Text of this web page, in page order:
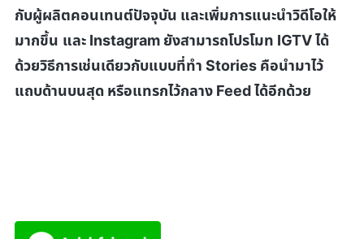
กับผู้ผลิตคอนเทนต์ปัจจุบัน และเพิ่มการแนะนำวิดีโอให้
มากขึ้น และ Instagram ยังสามารถโปรโมท IGTVได้
ด้วยวิธีการเช่นเดียวกับแบบที่ทำ Stories คือนำมาไว้
แถบด้านบนสุด หรือแทรกไว้กลาง Feedได้อีกด้วย